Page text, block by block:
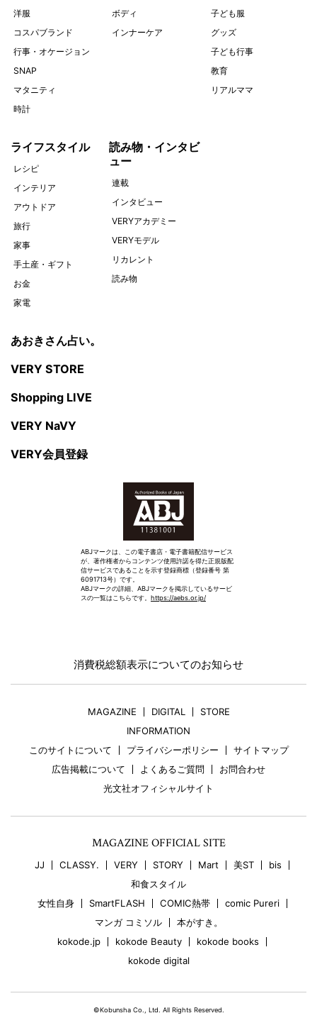
洋服
コスパブランド
行事・オケージョン
SNAP
マタニティ
時計
ボディ
インナーケア
子ども服
グッズ
子ども行事
教育
リアルママ
ライフスタイル
レシピ
インテリア
アウトドア
旅行
家事
手土産・ギフト
お金
家電
読み物・インタビ
ュー
連載
インタビュー
VERYアカデミー
VERYモデル
リカレント
読み物
あおきさん占い。
VERY STORE
Shopping LIVE
VERY NaVY
VERY会員登録
ABJマークは、この電子書店・電子書籍配信サービス
が、著作権者からコンテンツ使用許諾を得た正規版配
信サービスであることを示す登録商標（登録番号 第
6091713号）です。
ABJマークの詳細、ABJマークを掲示しているサービ
スの一覧はこちらです。 https://aebs.or.jp/
消費税総額表示についてのお知らせ
MAGAZINE DIGITAL
STORE
INFORMATION
このサイトについて
プライバシーポリシー
サイトマップ
広告掲載について
よくあるご質問
お問合わせ
光文社オフィシャルサイト
MAGAZINE OFFICIAL SITE
JJ CLASSY. VERY STORY Mart 美ST
bis
和食スタイル
女性自身
SmartFLASH COMIC熱帯
comic Pureri
マンガ コミソル
本がすき。
kokode.jp
kokode Beauty
kokode books
kokode digital
©Kobunsha Co., Ltd. All Rights Reserved.